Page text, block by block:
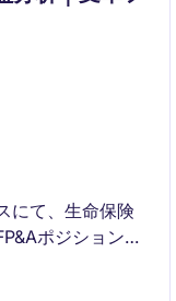
にて、生命保険
ポジションで